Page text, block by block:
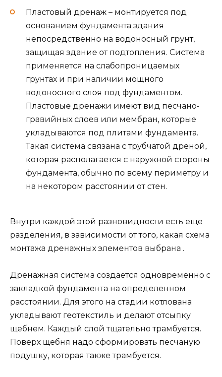
Пластовый дренаж – монтируется под
основанием фундамента здания
непосредственно на водоносный грунт,
защищая здание от подтопления. Система
применяется на слабопроницаемых
грунтах и при наличии мощного
водоносного слоя под фундаментом.
Пластовые дренажи имеют вид песчано-
гравийных слоев или мембран, которые
укладываются под плитами фундамента.
Такая система связана с трубчатой дреной,
которая располагается с наружной стороны
фундамента, обычно по всему периметру и
на некотором расстоянии от стен.
Внутри каждой этой разновидности есть еще
разделения, в зависимости от того, какая схема
монтажа дренажных элементов выбрана .
Дренажная система создается одновременно с
закладкой фундамента на определенном
расстоянии. Для этого на стадии котлована
укладывают геотекстиль и делают отсыпку
щебнем. Каждый слой тщательно трамбуется.
Поверх щебня надо сформировать песчаную
подушку, которая также трамбуется.